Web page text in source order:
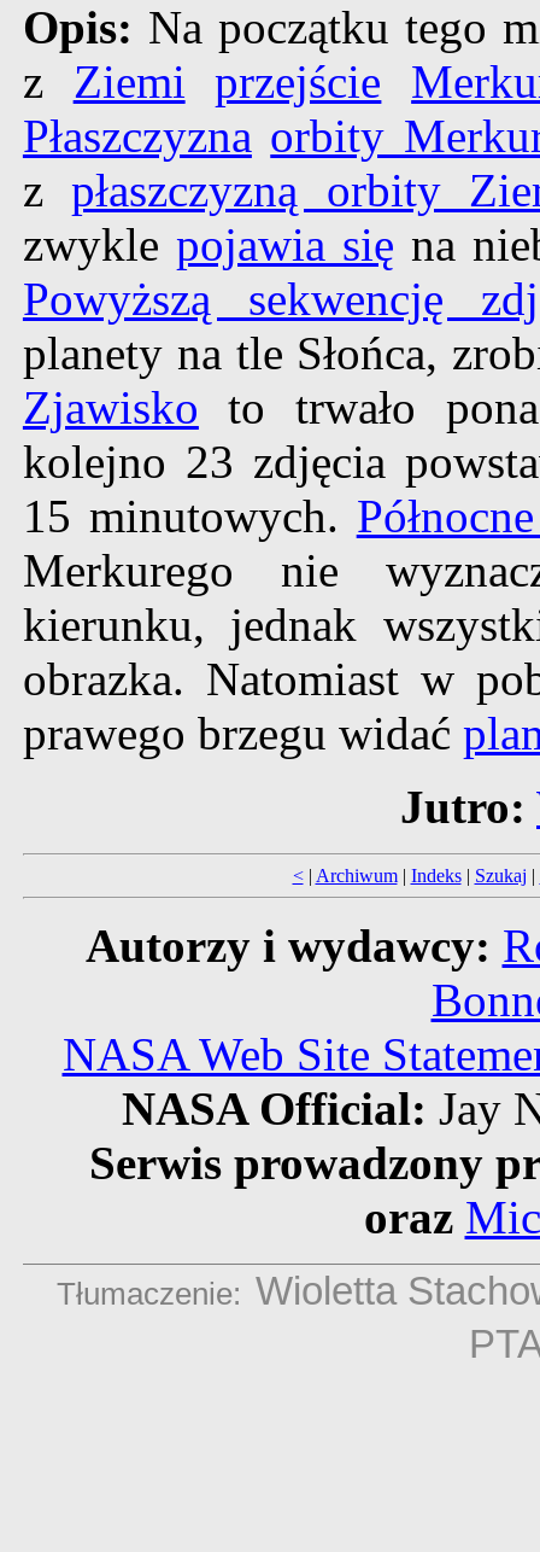
Opis: Na początku tego
z Ziemi przejście
Płaszczyzna orbity
zpłaszczyzną orbity
zwykle pojawia się na
Powyższą sekwencję
planety na tle Słońca,
Zjawisko to trwało
kolejno 23 zdjęcia
15 minutowych.
Merkurego nie
kierunku, jednak
obrazka. Natomiast w
prawego brzegu widać
Jutro:
<| Archiwum| Indeks| Szukaj |
Autorzy i wydawcy:
NASA Web Site
NASA Official: Jay
Serwis prowadzony
oraz
Tłumaczenie: Wioletta